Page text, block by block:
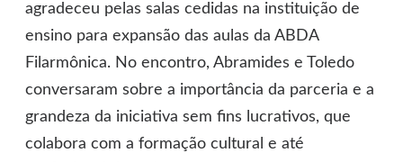
agradeceu pelas salas cedidas na instituição de
ensino para expansão das aulas da ABDA
Filarmônica. No encontro, Abramides e Toledo
conversaram sobre a importância da parceria e a
grandeza da iniciativa sem fins lucrativos, que
colabora com a formação cultural e até